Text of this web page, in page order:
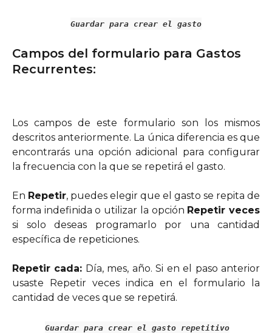
Guardar para crear el gasto
Campos del formulario para Gastos
Recurrentes:
Los campos de este formulario son los mismos
descritos anteriormente. La única diferencia es que
encontrarás una opción adicional para configurar
la frecuencia con la que se repetirá el gasto.
En Repetir, puedes elegir que el gasto se repita de
forma indefinida o utilizar la opción Repetir veces
si solo deseas programarlo por una cantidad
específica de repeticiones.
Repetir cada: Día, mes, año. Si en el paso anterior
usaste Repetir veces indica en el formulario la
cantidad de veces que se repetirá.
Guardar para crear el gasto repetitivo